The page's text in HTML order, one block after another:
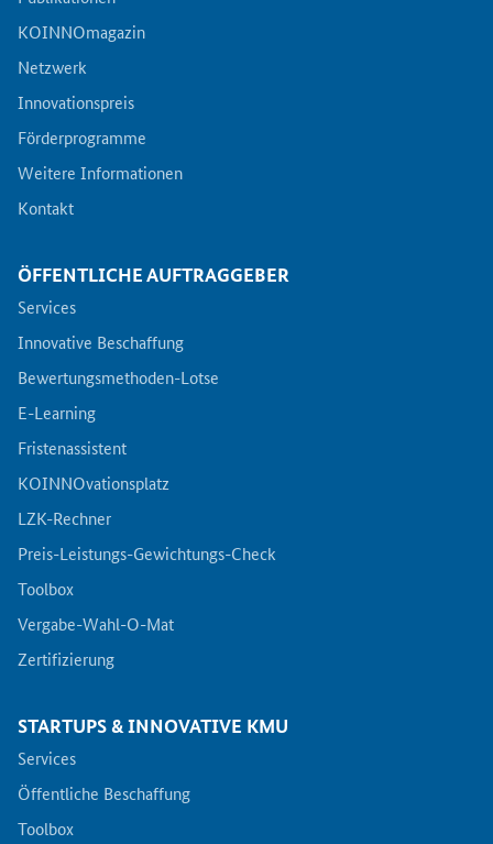
KOINNOmagazin
Netzwerk
Innovationspreis
Förderprogramme
Weitere Informationen
Kontakt
ÖFFENTLICHE AUFTRAGGEBER
Services
Innovative Beschaffung
Bewertungsmethoden-Lotse
E-Learning
Fristenassistent
KOINNOvationsplatz
LZK-Rechner
Preis-Leistungs-Gewichtungs-Check
Toolbox
Vergabe-Wahl-O-Mat
Zertifizierung
STARTUPS & INNOVATIVE KMU
Services
Öffentliche Beschaffung
Toolbox